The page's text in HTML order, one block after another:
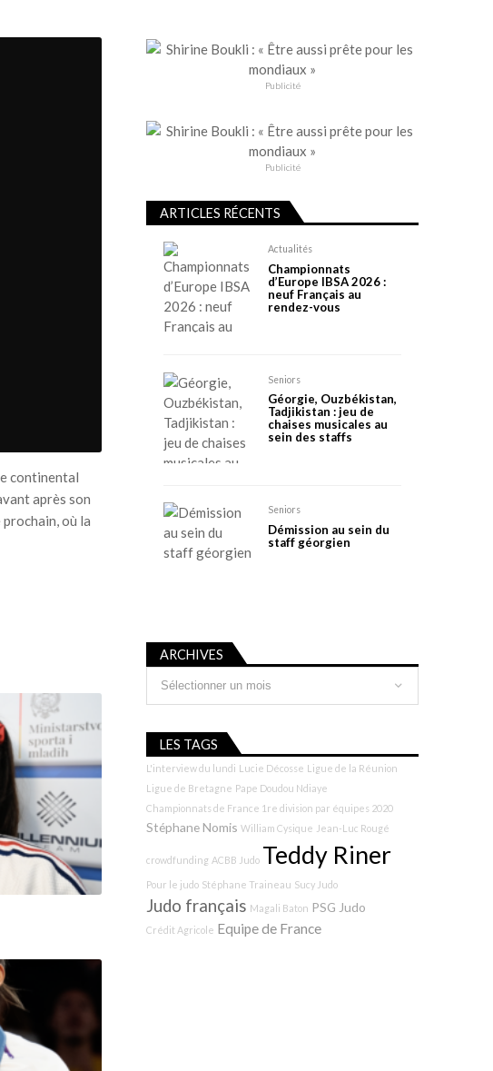
continental
après son
prochain, où la
Publicité
Publicité
ARTICLES RÉCENTS
Actualités
Championnats
d’Europe IBSA 2026 :
neuf Français au
rendez-vous
Seniors
Géorgie, Ouzbékistan,
Tadjikistan : jeu de
chaises musicales au
sein des staffs
Seniors
Démission au sein du
staff géorgien
ARCHIVES
LES TAGS
L'interview du lundi Lucie Décosse Ligue de la Réunion
Ligue de Bretagne Pape Doudou Ndiaye
Championnats de France 1re division par équipes 2020
Stéphane Nomis William Cysique Jean-Luc Rougé
crowdfunding ACBB Judo Teddy Riner
Pour le judo Stéphane Traineau Sucy Judo
Judo français Magali Baton PSG Judo
Crédit Agricole Equipe de France